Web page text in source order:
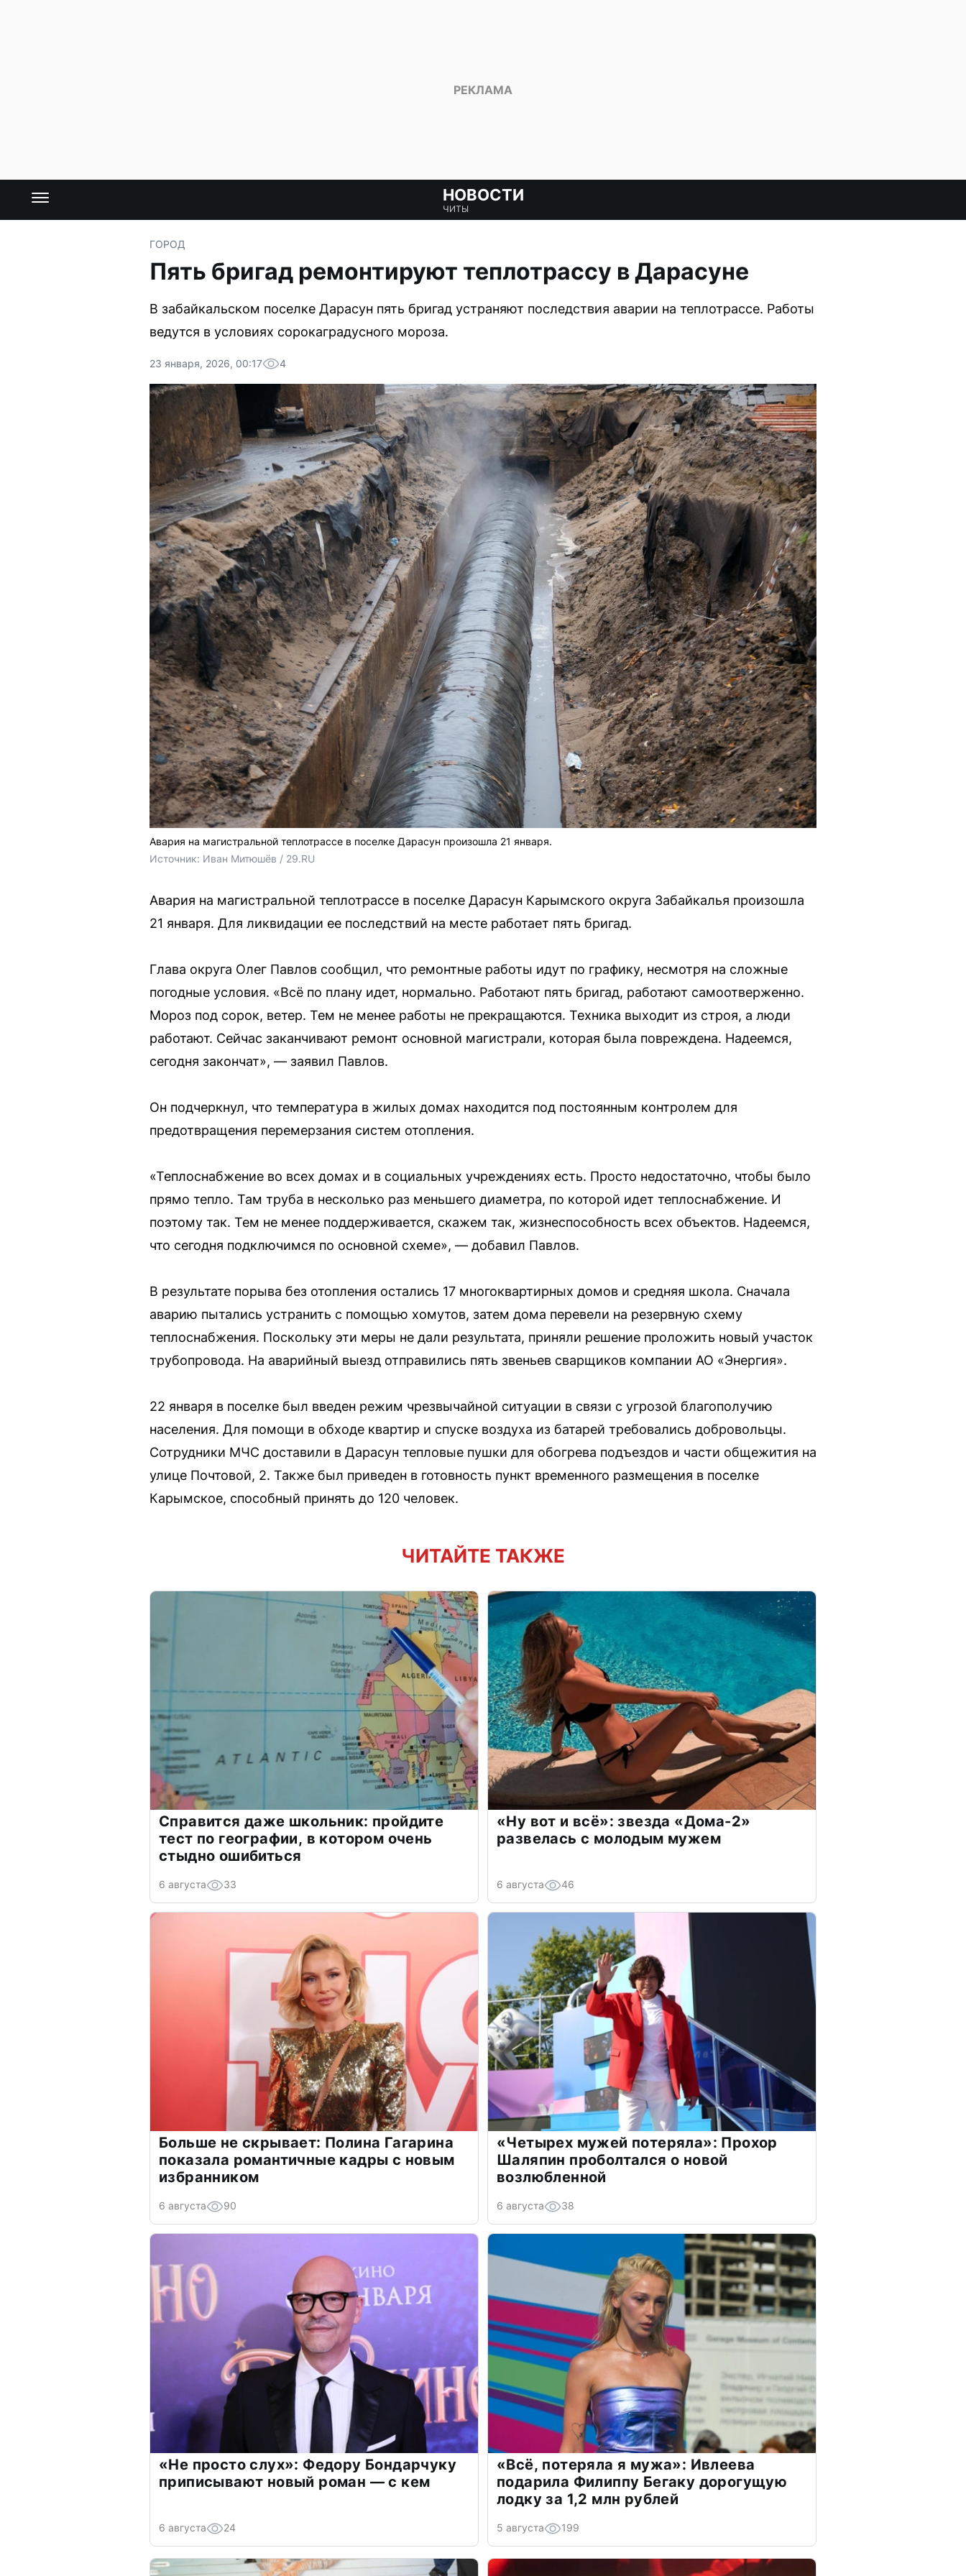
НОВОСТИ
ЧИТЫ
ГОРОД
Пять бригад ремонтируют теплотрассу в Дарасуне
В забайкальском поселке Дарасун пять бригад устраняют последствия аварии на теплотрассе. Работы
ведутся в условиях сорокаградусного мороза.
23 января, 2026, 00:17 4
Авария на магистральной теплотрассе в поселке Дарасун произошла 21 января.
Источник: Иван Митюшёв / 29.RU
Авария на магистральной теплотрассе в поселке Дарасун Карымского округа Забайкалья произошла
21 января. Для ликвидации ее последствий на месте работает пять бригад.
Глава округа Олег Павлов сообщил, что ремонтные работы идут по графику, несмотря на сложные
погодные условия. «Всё по плану идет, нормально. Работают пять бригад, работают самоотверженно.
Мороз под сорок, ветер. Тем не менее работы не прекращаются. Техника выходит из строя, а люди
работают. Сейчас заканчивают ремонт основной магистрали, которая была повреждена. Надеемся,
сегодня закончат», — заявил Павлов.
Он подчеркнул, что температура в жилых домах находится под постоянным контролем для
предотвращения перемерзания систем отопления.
«Теплоснабжение во всех домах и в социальных учреждениях есть. Просто недостаточно, чтобы было
прямо тепло. Там труба в несколько раз меньшего диаметра, по которой идет теплоснабжение. И
поэтому так. Тем не менее поддерживается, скажем так, жизнеспособность всех объектов. Надеемся,
что сегодня подключимся по основной схеме», — добавил Павлов.
В результате порыва без отопления остались 17 многоквартирных домов и средняя школа. Сначала
аварию пытались устранить с помощью хомутов, затем дома перевели на резервную схему
теплоснабжения. Поскольку эти меры не дали результата, приняли решение проложить новый участок
трубопровода. На аварийный выезд отправились пять звеньев сварщиков компании АО «Энергия».
22 января в поселке был введен режим чрезвычайной ситуации в связи с угрозой благополучию
населения. Для помощи в обходе квартир и спуске воздуха из батарей требовались добровольцы.
Сотрудники МЧС доставили в Дарасун тепловые пушки для обогрева подъездов и части общежития на
улице Почтовой, 2. Также был приведен в готовность пункт временного размещения в поселке
Карымское, способный принять до 120 человек.
ЧИТАЙТЕ ТАКЖЕ
Справится даже школьник: пройдите
тест по географии, в котором очень
стыдно ошибиться
6 августа 33
«Ну вот и всё»: звезда «Дома-2»
развелась с молодым мужем
6 августа 46
Больше не скрывает: Полина Гагарина
показала романтичные кадры с новым
избранником
6 августа 90
«Четырех мужей потеряла»: Прохор
Шаляпин проболтался о новой
возлюбленной
6 августа 38
«Не просто слух»: Федору Бондарчуку
приписывают новый роман — с кем
6 августа 24
«Всё, потеряла я мужа»: Ивлеева
подарила Филиппу Бегаку дорогущую
лодку за 1,2 млн рублей
5 августа 199